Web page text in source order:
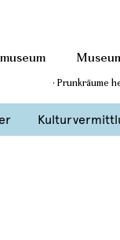
· Prunkräume